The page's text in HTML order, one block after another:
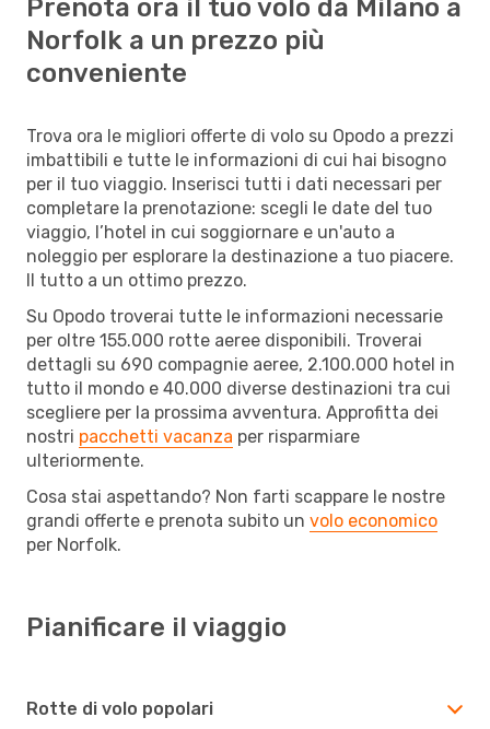
Prenota ora il tuo volo da Milano a
Norfolk a un prezzo più
conveniente
Trova ora le migliori offerte di volo su Opodo a prezzi
imbattibili e tutte le informazioni di cui hai bisogno
per il tuo viaggio. Inserisci tutti i dati necessari per
completare la prenotazione: scegli le date del tuo
viaggio, l’hotel in cui soggiornare e un'auto a
noleggio per esplorare la destinazione a tuo piacere.
Il tutto a un ottimo prezzo.
Su Opodo troverai tutte le informazioni necessarie
per oltre 155.000 rotte aeree disponibili. Troverai
dettagli su 690 compagnie aeree, 2.100.000 hotel in
tutto il mondo e 40.000 diverse destinazioni tra cui
scegliere per la prossima avventura. Approfitta dei
nostri pacchetti vacanza per risparmiare
ulteriormente.
Cosa stai aspettando? Non farti scappare le nostre
grandi offerte e prenota subito un volo economico
per Norfolk.
Pianificare il viaggio
Rotte di volo popolari